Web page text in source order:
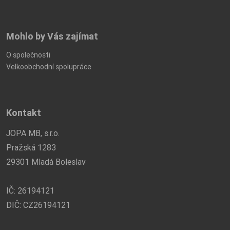
Mohlo by Vás zajímat
O společnosti
Velkoobchodní spolupráce
Kontakt
JOPA MB, s.r.o.
Pražská 1283
29301 Mladá Boleslav
IČ: 26194121
DIČ: CZ26194121